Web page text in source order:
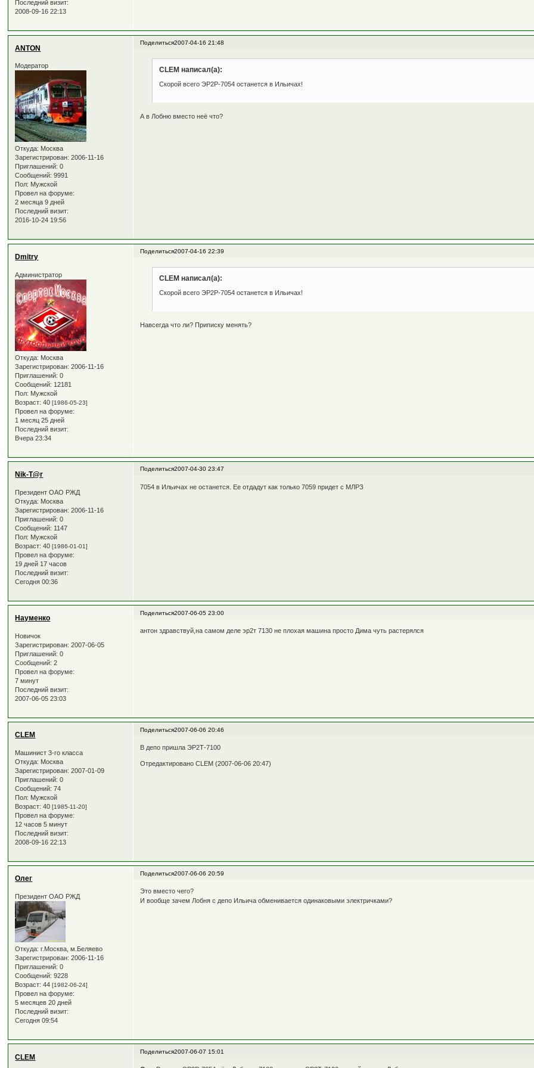
Последний визит:
2008-09-16 22:13
Поделиться2007-04-16 21:48
ANTON
Модератор
Откуда: Москва
Зарегистрирован: 2006-11-16
Приглашений: 0
Сообщений: 9991
Пол: Мужской
Провел на форуме:
2 месяца 9 дней
Последний визит:
2016-10-24 19:56
CLEM написал(а):
Скорой всего ЭР2Р-7054 останется в Ильичах!
А в Лобню вместо неё что?
Поделиться2007-04-16 22:39
Dmitry
Администратор
Откуда: Москва
Зарегистрирован: 2006-11-16
Приглашений: 0
Сообщений: 12181
Пол: Мужской
Возраст: 40[1986-05-23]
Провел на форуме:
1 месяц 25 дней
Последний визит:
Вчера 23:34
CLEM написал(а):
Скорой всего ЭР2Р-7054 останется в Ильичах!
Навсегда что ли? Приписку менять?
Поделиться2007-04-30 23:47
Nik-T@r
Президент ОАО РЖД
Откуда: Москва
Зарегистрирован: 2006-11-16
Приглашений: 0
Сообщений: 1147
Пол: Мужской
Возраст: 40[1986-01-01]
Провел на форуме:
19 дней 17 часов
Последний визит:
Сегодня 00:36
7054 в Ильичах не останется. Ее отдадут как только 7059 придет с МЛРЗ
Поделиться2007-06-05 23:00
Науменко
Новичок
Зарегистрирован: 2007-06-05
Приглашений: 0
Сообщений: 2
Провел на форуме:
7 минут
Последний визит:
2007-06-05 23:03
антон здравствуй,на самом деле эр2т 7130 не плохая машина просто Дима чуть растерялся
Поделиться2007-06-06 20:46
CLEM
Машинист 3-го класса
Откуда: Москва
Зарегистрирован: 2007-01-09
Приглашений: 0
Сообщений: 74
Пол: Мужской
Возраст: 40[1985-11-20]
Провел на форуме:
12 часов 5 минут
Последний визит:
2008-09-16 22:13
В депо пришла ЭР2Т-7100
Отредактировано CLEM (2007-06-06 20:47)
Поделиться2007-06-06 20:59
Олег
Президент ОАО РЖД
Откуда: г.Москва, м.Беляево
Зарегистрирован: 2006-11-16
Приглашений: 0
Сообщений: 9228
Возраст: 44[1982-06-24]
Провел на форуме:
5 месяцев 20 дней
Последний визит:
Сегодня 09:54
Это вместо чего?
И вообще зачем Лобня с депо Ильича обменивается одинаковыми электричками?
Поделиться2007-06-07 15:01
CLEM